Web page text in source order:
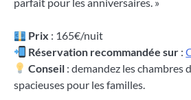
Prix : 165€/nuit
Réservation recommandée sur :
Conseil : demandez les chambres
spacieuses pour les familles.